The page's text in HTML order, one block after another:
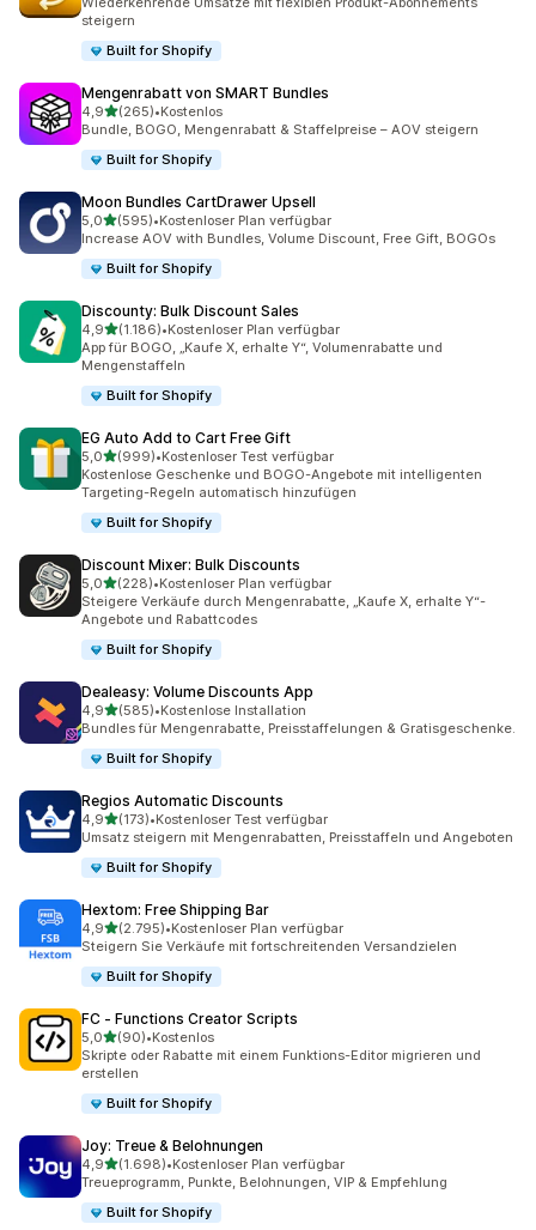
steigern
Built for Shopify
Mengenrabatt von SMART Bundles
4,9von 5 Sternen
(265)
265 Rezensionen insgesamt
•Kostenlos
Bundle, BOGO, Mengenrabatt & Staffelpreise – AOV steigern
Built for Shopify
Moon Bundles CartDrawer Upsell
5,0von 5 Sternen
(595)
595 Rezensionen insgesamt
•Kostenloser Plan verfügbar
Increase AOV with Bundles, Volume Discount, Free Gift, BOGOs
Built for Shopify
Discounty: Bulk Discount Sales
4,9von 5 Sternen
(1.186)
1186 Rezensionen insgesamt
•Kostenloser Plan verfügbar
App für BOGO, „Kaufe X, erhalte Y“, Volumenrabatte und
Mengenstaffeln
Built for Shopify
EG Auto Add to Cart Free Gift
5,0von 5 Sternen
(999)
999 Rezensionen insgesamt
•Kostenloser Test verfügbar
Kostenlose Geschenke und BOGO-Angebote mit intelligenten
Targeting-Regeln automatisch hinzufügen
Built for Shopify
Discount Mixer: Bulk Discounts
5,0von 5 Sternen
(228)
228 Rezensionen insgesamt
•Kostenloser Plan verfügbar
Steigere Verkäufe durch Mengenrabatte, „Kaufe X, erhalte Y“-
Angebote und Rabattcodes
Built for Shopify
Dealeasy: Volume Discounts App
4,9von 5 Sternen
(585)
585 Rezensionen insgesamt
•Kostenlose Installation
Bundles für Mengenrabatte, Preisstaffelungen & Gratisgeschenke.
Built for Shopify
Regios Automatic Discounts
4,9von 5 Sternen
(173)
173 Rezensionen insgesamt
•Kostenloser Test verfügbar
Umsatz steigern mit Mengenrabatten, Preisstaffeln und Angeboten
Built for Shopify
Hextom: Free Shipping Bar
4,9von 5 Sternen
(2.795)
2795 Rezensionen insgesamt
•Kostenloser Plan verfügbar
Steigern Sie Verkäufe mit fortschreitenden Versandzielen
Built for Shopify
FC ‑ Functions Creator Scripts
5,0von 5 Sternen
(90)
90 Rezensionen insgesamt
•Kostenlos
Skripte oder Rabatte mit einem Funktions-Editor migrieren und
erstellen
Built for Shopify
Joy: Treue & Belohnungen
4,9von 5 Sternen
(1.698)
1698 Rezensionen insgesamt
•Kostenloser Plan verfügbar
Treueprogramm, Punkte, Belohnungen, VIP & Empfehlung
Built for Shopify